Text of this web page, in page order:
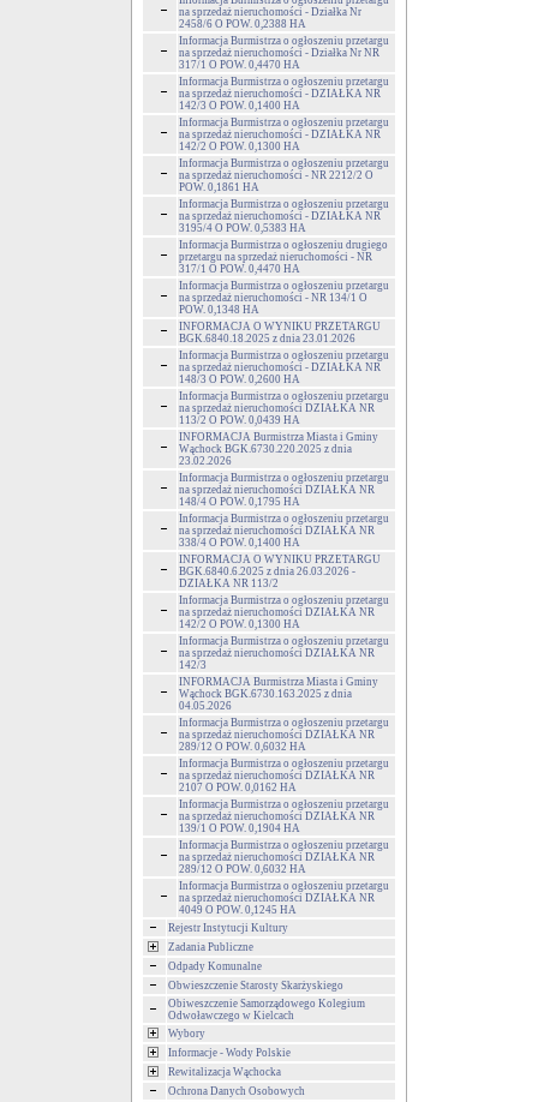
na sprzedaż nieruchomości - Działka Nr
2458/6 O POW. 0,2388 HA
Informacja Burmistrza o ogłoszeniu przetargu
na sprzedaż nieruchomości - Działka Nr NR
317/1 O POW. 0,4470 HA
Informacja Burmistrza o ogłoszeniu przetargu
na sprzedaż nieruchomości - DZIAŁKA NR
142/3 O POW. 0,1400 HA
Informacja Burmistrza o ogłoszeniu przetargu
na sprzedaż nieruchomości - DZIAŁKA NR
142/2 O POW. 0,1300 HA
Informacja Burmistrza o ogłoszeniu przetargu
na sprzedaż nieruchomości - NR 2212/2 O
POW. 0,1861 HA
Informacja Burmistrza o ogłoszeniu przetargu
na sprzedaż nieruchomości - DZIAŁKA NR
3195/4 O POW. 0,5383 HA
Informacja Burmistrza o ogłoszeniu drugiego
przetargu na sprzedaż nieruchomości - NR
317/1 O POW. 0,4470 HA
Informacja Burmistrza o ogłoszeniu przetargu
na sprzedaż nieruchomości - NR 134/1 O
POW. 0,1348 HA
INFORMACJA O WYNIKU PRZETARGU
BGK.6840.18.2025 z dnia 23.01.2026
Informacja Burmistrza o ogłoszeniu przetargu
na sprzedaż nieruchomości - DZIAŁKA NR
148/3 O POW. 0,2600 HA
Informacja Burmistrza o ogłoszeniu przetargu
na sprzedaż nieruchomości DZIAŁKA NR
113/2 O POW. 0,0439 HA
INFORMACJA Burmistrza Miasta i Gminy
Wąchock BGK.6730.220.2025 z dnia
23.02.2026
Informacja Burmistrza o ogłoszeniu przetargu
na sprzedaż nieruchomości DZIAŁKA NR
148/4 O POW. 0,1795 HA
Informacja Burmistrza o ogłoszeniu przetargu
na sprzedaż nieruchomości DZIAŁKA NR
338/4 O POW. 0,1400 HA
INFORMACJA O WYNIKU PRZETARGU
BGK.6840.6.2025 z dnia 26.03.2026 -
DZIAŁKA NR 113/2
Informacja Burmistrza o ogłoszeniu przetargu
na sprzedaż nieruchomości DZIAŁKA NR
142/2 O POW. 0,1300 HA
Informacja Burmistrza o ogłoszeniu przetargu
na sprzedaż nieruchomości DZIAŁKA NR
142/3
INFORMACJA Burmistrza Miasta i Gminy
Wąchock BGK.6730.163.2025 z dnia
04.05.2026
Informacja Burmistrza o ogłoszeniu przetargu
na sprzedaż nieruchomości DZIAŁKA NR
289/12 O POW. 0,6032 HA
Informacja Burmistrza o ogłoszeniu przetargu
na sprzedaż nieruchomości DZIAŁKA NR
2107 O POW. 0,0162 HA
Informacja Burmistrza o ogłoszeniu przetargu
na sprzedaż nieruchomości DZIAŁKA NR
139/1 O POW. 0,1904 HA
Informacja Burmistrza o ogłoszeniu przetargu
na sprzedaż nieruchomości DZIAŁKA NR
289/12 O POW. 0,6032 HA
Informacja Burmistrza o ogłoszeniu przetargu
na sprzedaż nieruchomości DZIAŁKA NR
4049 O POW. 0,1245 HA
Rejestr Instytucji Kultury
Zadania Publiczne
Odpady Komunalne
Obwieszczenie Starosty Skarżyskiego
Obiweszczenie Samorządowego Kolegium
Odwoławczego w Kielcach
Wybory
Informacje - Wody Polskie
Rewitalizacja Wąchocka
Ochrona Danych Osobowych